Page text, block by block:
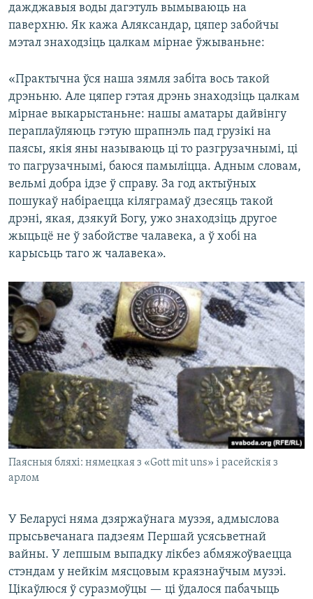
дажджавыя воды дагэтуль вымываюць на
паверхню. Як кажа Аляксандар, цяпер забойчы
мэтал знаходзіць цалкам мірнае ўжываньне:
«Практычна ўся наша зямля забіта вось такой
дрэньню. Але цяпер гэтая дрэнь знаходзіць цалкам
мірнае выкарыстаньне: нашы аматары дайвінгу
пераплаўляюць гэтую шрапнэль пад грузікі на
паясы, якія яны называюць ці то разгрузачнымі, ці
то пагрузачнымі, баюся памыліцца. Адным словам,
вельмі добра ідзе ў справу. За год актыўных
пошукаў набіраецца кіляграмаў дзесяць такой
дрэні, якая, дзякуй Богу, ужо знаходзіць другое
жыцьцё не ў забойстве чалавека, а ў хобі на
карысьць таго ж чалавека».
Паясныя бляхі: нямецкая з «Gott mit uns» і расейскія з
арлом
У Беларусі няма дзяржаўнага музэя, адмыслова
прысьвечанага падзеям Першай усясьветнай
вайны. У лепшым выпадку лікбез абмяжоўваецца
стэндам у нейкім мясцовым краязнаўчым музэі.
Цікаўлюся ў суразмоўцы — ці ўдалося пабачыць